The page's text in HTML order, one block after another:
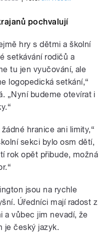
pochvalují
hry s dětmi a školní
setkávání rodičů a
tu jen vyučování, ale
logopedická setkání,“
„Nyní budeme otevírat i
hranice ani limity,“
sekci bylo osm dětí,
rok opět přibude, možná
jsou na rychle
Úředníci mají radost z
a vůbec jim nevadí, že
je český jazyk.